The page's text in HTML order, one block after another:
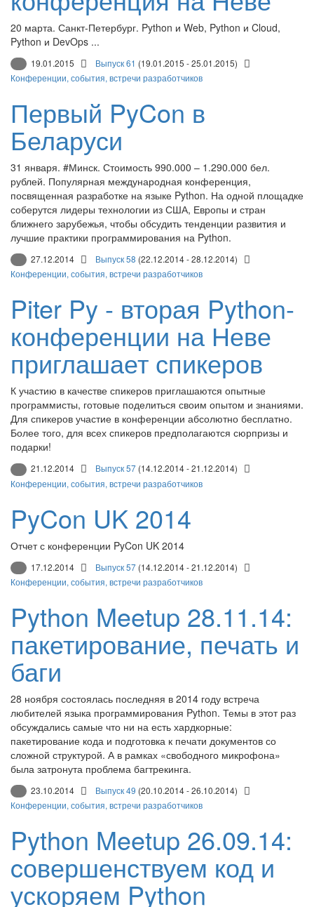
20 марта. Санкт-Петербург. Python и Web, Python и Cloud,
Python и DevOps ...
19.01.2015 Выпуск 61 (19.01.2015 - 25.01.2015)
Конференции, события, встречи разработчиков
Первый PyCon в
Беларуси
31 января. #Минск. Стоимость 990.000 – 1.290.000 бел.
рублей. Популярная международная конференция,
посвященная разработке на языке Python. На одной площадке
соберутся лидеры технологии из США, Европы и стран
ближнего зарубежья, чтобы обсудить тенденции развития и
лучшие практики программирования на Python.
27.12.2014 Выпуск 58 (22.12.2014 - 28.12.2014)
Конференции, события, встречи разработчиков
Piter Py - вторая Python-
конференции на Неве
приглашает спикеров
К участию в качестве спикеров приглашаются опытные
программисты, готовые поделиться своим опытом и знаниями.
Для спикеров участие в конференции абсолютно бесплатно.
Более того, для всех спикеров предполагаются сюрпризы и
подарки!
21.12.2014 Выпуск 57 (14.12.2014 - 21.12.2014)
Конференции, события, встречи разработчиков
PyCon UK 2014
Отчет с конференции PyCon UK 2014
17.12.2014 Выпуск 57 (14.12.2014 - 21.12.2014)
Конференции, события, встречи разработчиков
Python Meetup 28.11.14:
пакетирование, печать и
баги
28 ноября состоялась последняя в 2014 году встреча
любителей языка программирования Python. Темы в этот раз
обсуждались самые что ни на есть хардкорные:
пакетирование кода и подготовка к печати документов со
сложной структурой. А в рамках «свободного микрофона»
была затронута проблема багтрекинга.
23.10.2014 Выпуск 49 (20.10.2014 - 26.10.2014)
Конференции, события, встречи разработчиков
Python Meetup 26.09.14:
cовершенствуем код и
ускоряем Python